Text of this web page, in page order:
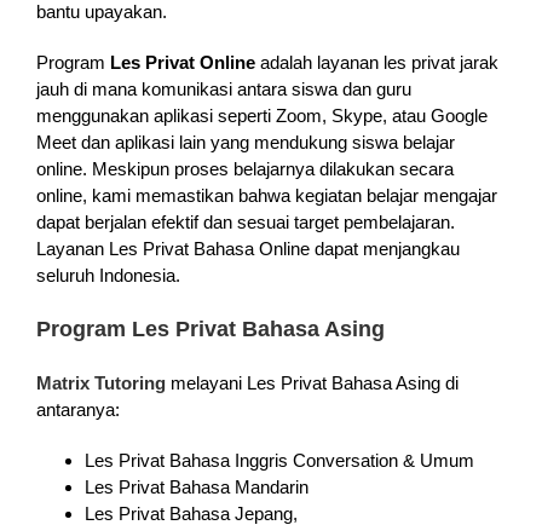
bantu upayakan.
Program Les Privat Online adalah layanan les privat jarak
jauh di mana komunikasi antara siswa dan guru
menggunakan aplikasi seperti Zoom, Skype, atau Google
Meet dan aplikasi lain yang mendukung siswa belajar
online. Meskipun proses belajarnya dilakukan secara
online, kami memastikan bahwa kegiatan belajar mengajar
dapat berjalan efektif dan sesuai target pembelajaran.
Layanan Les Privat Bahasa Online dapat menjangkau
seluruh Indonesia.
Program Les Privat Bahasa Asing
Matrix Tutoring melayani Les Privat Bahasa Asing di
antaranya:
Les Privat Bahasa Inggris Conversation & Umum
Les Privat Bahasa Mandarin
Les Privat Bahasa Jepang,